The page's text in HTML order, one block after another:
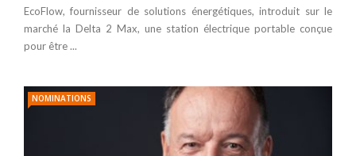
EcoFlow, fournisseur de solutions énergétiques, introduit sur le
marché la Delta 2 Max, une station électrique portable conçue
pour être ...
NOMINATIONS